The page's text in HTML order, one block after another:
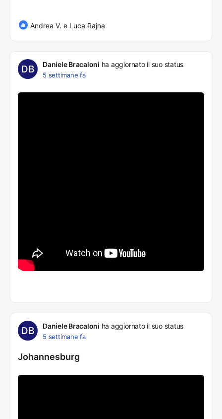
Andrea V. e Luca Rajna
Daniele Bracaloni ha aggiornato il suo status
5 settimane fa
Daniele Bracaloni ha aggiornato il suo status
5 settimane fa
Johannesburg